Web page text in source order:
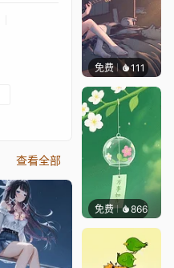
查看全部
免费 111
免费 866好看